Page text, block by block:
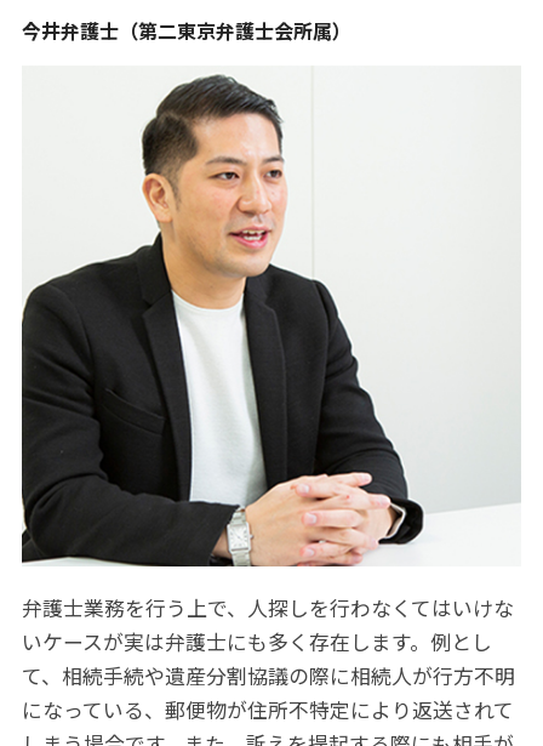
今井弁護士（第二東京弁護士会所属）
弁護士業務を行う上で、人探しを行わなくてはいけな
いケースが実は弁護士にも多く存在します。例とし
て、相続手続や遺産分割協議の際に相続人が行方不明
になっている、郵便物が住所不特定により返送されて